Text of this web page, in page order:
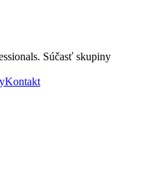
Súčasť skupiny
Kontakt